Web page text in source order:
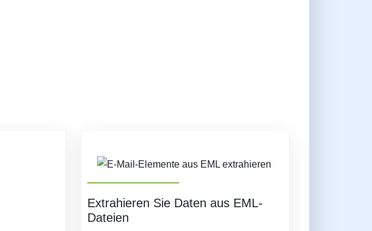
Extrahieren Sie Daten aus EML-
Dateien